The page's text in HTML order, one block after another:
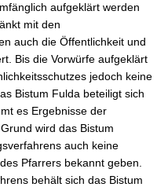
aufgeklärt werden
mit den
auch die Öffentlichkeit und
Bis die Vorwürfe aufgeklärt
jedoch keine
Bistum Fulda beteiligt sich
es Ergebnisse der
wird das Bistum
auch keine
Pfarrers bekannt geben.
behält sich das Bistum